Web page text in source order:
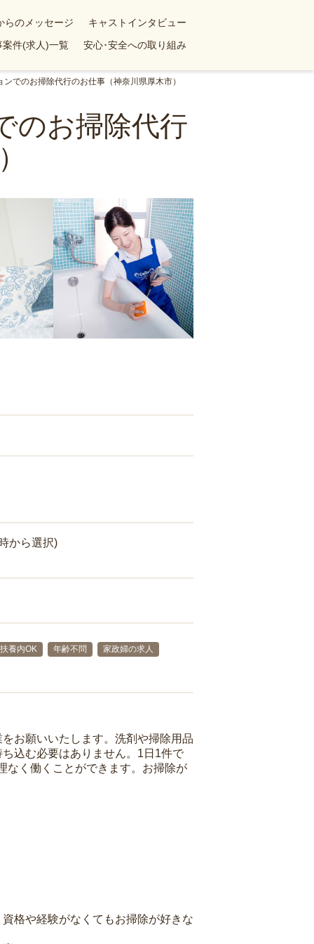
らのメッセージ
キャストインタビュー
案件(求人)一覧 安心･安全への取り組み
でのお掃除代行のお仕事（神奈川県厚木市）
のお掃除代行
から選択)
扶養内OK 年齢不問
家政婦の求人
お願いいたします。洗剤や掃除用品
込む必要はありません。1日1件で
なく働くことができます。お掃除が
格や経験がなくてもお掃除が好きな